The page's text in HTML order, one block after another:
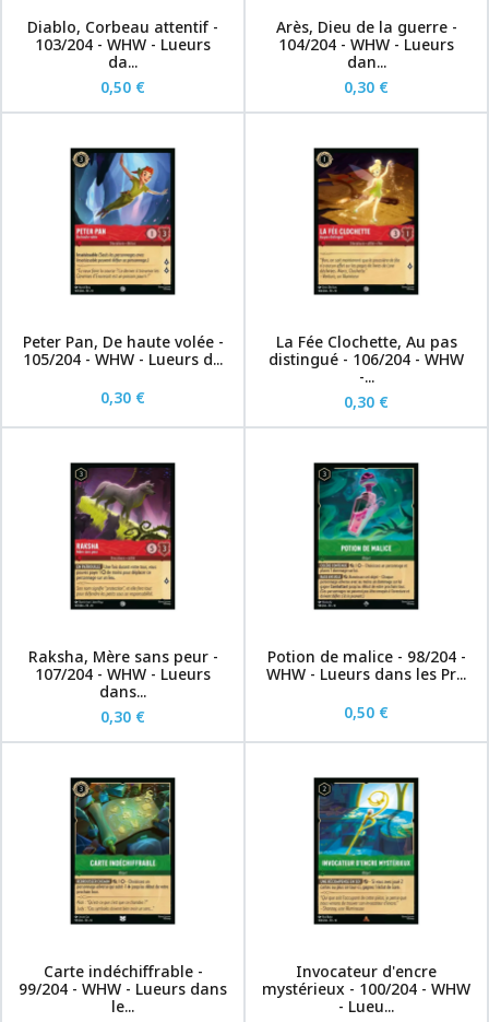
Diablo, Corbeau attentif -
103/204 - WHW - Lueurs
da...
0,50 €
Arès, Dieu de la guerre -
104/204 - WHW - Lueurs
dan...
0,30 €
Peter Pan, De haute volée -
105/204 - WHW - Lueurs d...
0,30 €
La Fée Clochette, Au pas
distingué - 106/204 - WHW
-...
0,30 €
Raksha, Mère sans peur -
107/204 - WHW - Lueurs
dans...
0,30 €
Potion de malice - 98/204 -
WHW - Lueurs dans les Pr...
0,50 €
Carte indéchiffrable -
99/204 - WHW - Lueurs dans
le...
Invocateur d'encre
mystérieux - 100/204 - WHW
- Lueu...